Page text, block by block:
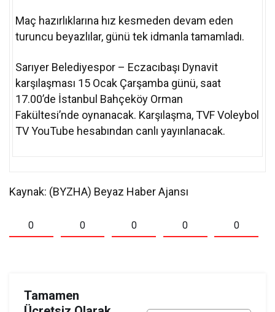
Maç hazırlıklarına hız kesmeden devam eden
turuncu beyazlılar, günü tek idmanla tamamladı.
Sarıyer Belediyespor – Eczacıbaşı Dynavit
karşılaşması 15 Ocak Çarşamba günü, saat
17.00’de İstanbul Bahçeköy Orman
Fakültesi’nde oynanacak. Karşılaşma, TVF Voleybol
TV YouTube hesabından canlı yayınlanacak.
Kaynak: (BYZHA) Beyaz Haber Ajansı
0 0 0 0 0
Tamamen